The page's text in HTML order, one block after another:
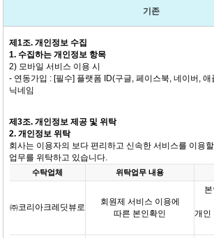
기존
제1조. 개인정보 수집
1. 수집하는 개인정보 항목
2) 모바일 서비스 이용 시
- 연동가입 : [필수] 플랫폼 ID(구글, 페이스북, 네이버,
닉네임
제 3조. 개인정보 제공 및 위탁
2. 개인정보 위탁
회사는 이용자의 보다 편리하고 신속한 서비스를 이용
업무를 위탁하고 있습니다.
수탁업체 위탁업무 내용
㈜코리아크레딧뷰로
회원제 서비스 이용에
따른 본인확인
개인